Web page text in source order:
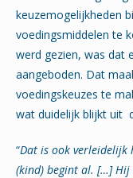
keuzemogelijkheden
voedingsmiddelen te
werd gezien, was dat
aangeboden. Dat
voedingskeuzes te
wat duidelijk blijkt uit
“Dat is ook
(kind) begint al. […]